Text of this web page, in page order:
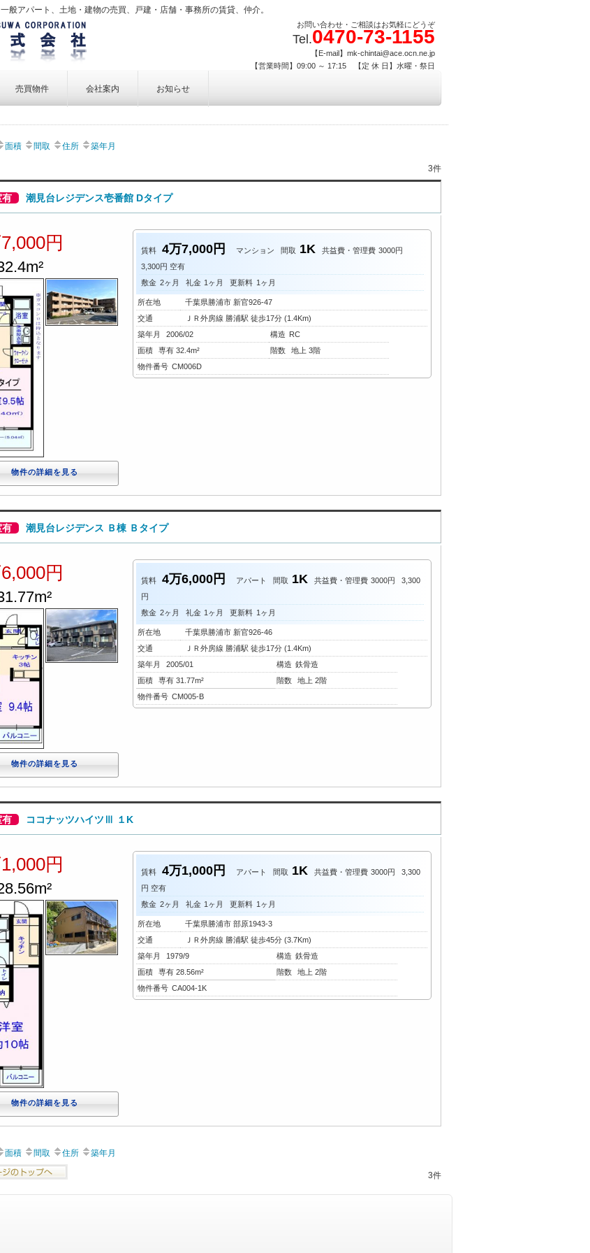
般アパート、土地・建物の売買、戸建・店舗・事務所の賃貸、仲介。
お問い合わせ・ご相談はお気軽にどうぞ
Tel.0470-73-1155
【E-mail】mk-chintai@ace.ocn.ne.jp
【営業時間】09:00 ～ 17:15 【定 休 日】水曜・祭日
索
売買物件
売買物件検索
会社案内
個人情報保護方針
アクセス
お知らせ
面積 間取 住所 築年月
3件
有 潮見台レジデンス壱番館 Dタイプ
円
物件の詳細を見る
賃料 4万7,000円 マンション 間取 1K 共益費・管理費 3000円
3,300円 空有
敷金 2ヶ月 礼金 1ヶ月 更新料 1ヶ月
所在地
千葉県勝浦市 新官926-47
交通
ＪＲ外房線 勝浦駅 徒歩17分 (1.4Km)
築年月
2006/02 構造 RC
面積
専有 32.4m² 階数
地上 3階
物件番号 CM006D
有 潮見台レジデンス Ｂ棟 Ｂタイプ
円
物件の詳細を見る
賃料 4万6,000円 アパート 間取 1K 共益費・管理費 3000円
3,300
円
敷金 2ヶ月 礼金 1ヶ月 更新料 1ヶ月
所在地
千葉県勝浦市 新官926-46
交通
ＪＲ外房線 勝浦駅 徒歩17分 (1.4Km)
築年月
2005/01 構造 鉄骨造
面積
専有 31.77m² 階数
地上 2階
物件番号 CM005-B
有 ココナッツハイツⅢ １K
円
物件の詳細を見る
賃料 4万1,000円 アパート 間取 1K 共益費・管理費 3000円
3,300
円 空有
敷金 2ヶ月 礼金 1ヶ月 更新料 1ヶ月
所在地
千葉県勝浦市 部原1943-3
交通
ＪＲ外房線 勝浦駅 徒歩45分 (3.7Km)
築年月
1979/9 構造 鉄骨造
面積
専有 28.56m² 階数
地上 2階
物件番号 CA004-1K
面積 間取 住所 築年月
3件